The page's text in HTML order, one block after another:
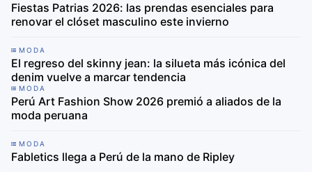
Fiestas Patrias 2026: las prendas esenciales para
renovar el clóset masculino este invierno
MODA
El regreso del skinny jean: la silueta más icónica del
denim vuelve a marcar tendencia
MODA
Perú Art Fashion Show 2026 premió a aliados de la
moda peruana
MODA
Fabletics llega a Perú de la mano de Ripley